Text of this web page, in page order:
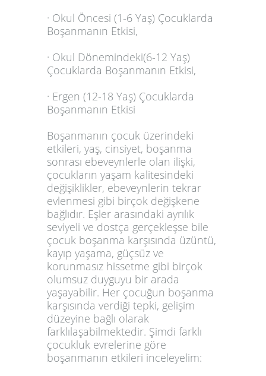
· Okul Öncesi (1-6 Yaş) Çocuklarda
Boşanmanın Etkisi,
· Okul Dönemindeki(6-12 Yaş)
Çocuklarda Boşanmanın Etkisi,
· Ergen (12-18 Yaş) Çocuklarda
Boşanmanın Etkisi
Boşanmanın çocuk üzerindeki
etkileri, yaş, cinsiyet, boşanma
sonrası ebeveynlerle olan ilişki,
çocukların yaşam kalitesindeki
değişiklikler, ebeveynlerin tekrar
evlenmesi gibi birçok değişkene
bağlıdır. Eşler arasındaki ayrılık
seviyeli ve dostça gerçekleşse bile
çocuk boşanma karşısında üzüntü,
kayıp yaşama, güçsüz ve
korunmasız hissetme gibi birçok
olumsuz duyguyu bir arada
yaşayabilir. Her çocuğun boşanma
karşısında verdiği tepki, gelişim
düzeyine bağlı olarak
farklılaşabilmektedir. Şimdi farklı
çocukluk evrelerine göre
boşanmanın etkileri inceleyelim: